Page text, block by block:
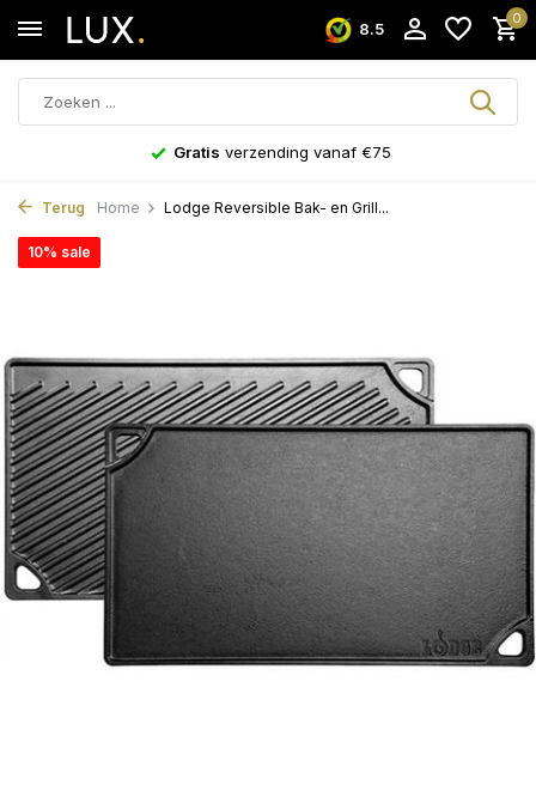
8.5
0
Gratis verzending vanaf €75
Terug Home Lodge Reversible Bak- en Grill...
10% sale